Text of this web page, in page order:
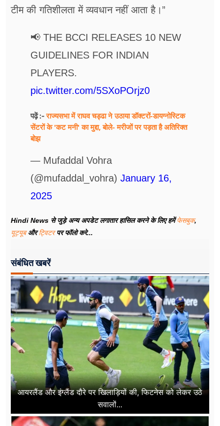
टीम की गतिशीलता में व्यवधान नहीं आता है।”
📢 THE BCCI RELEASES 10 NEW
GUIDELINES FOR INDIAN
PLAYERS.
pic.twitter.com/5SXoPOrjz0
पढ़ें :-राज्यसभा में राघव चड्ढा ने उठाया डॉक्टरों-डायग्नोस्टिक
सेंटरों के 'कट मनी' का मुद्दा, बोले- मरीजों पर पड़ता है अ​तिरिक्त
बोझ
— Mufaddal Vohra
(@mufaddal_vohra) January 16,
2025
Hindi News से जुड़े अन्य अपडेट लगातार हासिल करने के लिए हमेंफेसबुक,
यूट्यूबऔरट्विटरपर फॉलो करे...
संबंधित खबरें
आयरलैंड और इंग्लैंड दौरे पर खिलाड़ियों की, फिटनेस को लेकर उठे
सवालों...